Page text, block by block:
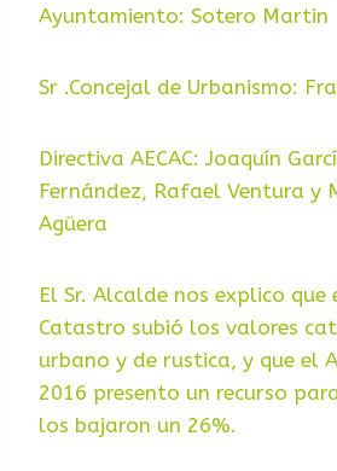
Ayuntamiento: Sotero Martin
Sr .Concejal de Urbanismo:
Directiva AECAC: Joaquín
Fernández, Rafael Ventura y
Agüera
El Sr. Alcalde nos explico que
Catastro subió los valores
urbano y de rustica, y que el
2016 presento un recurso
los bajaron un 26%.